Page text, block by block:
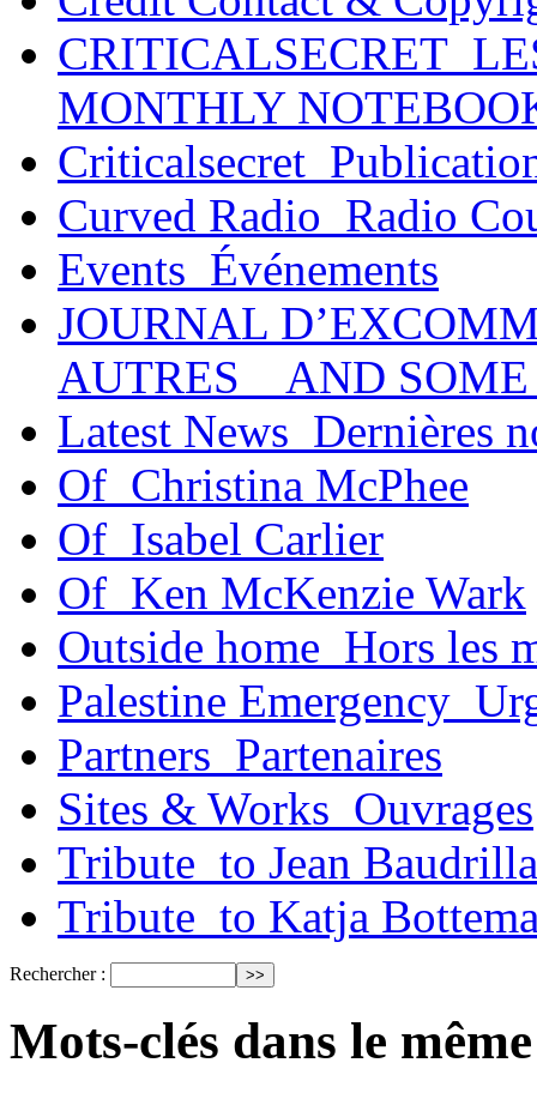
MONTHLY
Curved Radio_Radio
Events_Événements
JOURNAL
AUTRES _ AND
Latest News_Dernières
Of_Christina McPhee
Of_Isabel Carlier
Of_Ken McKenzie Wark
Outside home_Hors les
Palestine
Partners_Partenaires
Sites & Works_Ouvrages
Tribute_to Jean
Tribute_to Katja
Rechercher :
Mots-clés dans le